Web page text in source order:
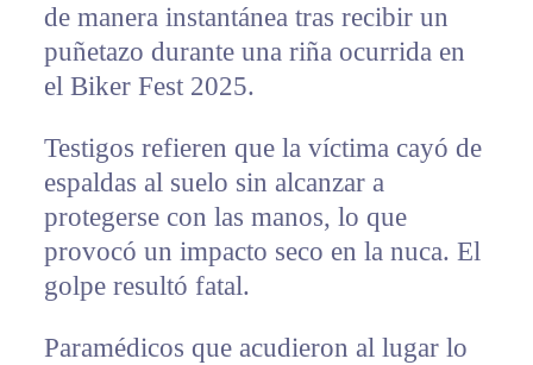
de manera instantánea tras recibir un
puñetazo durante una riña ocurrida en
el Biker Fest 2025.
Testigos refieren que la víctima cayó de
espaldas al suelo sin alcanzar a
protegerse con las manos, lo que
provocó un impacto seco en la nuca. El
golpe resultó fatal.
Paramédicos que acudieron al lugar lo